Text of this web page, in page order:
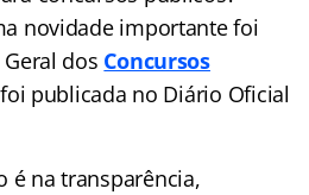
novidade importante foi
dos Concursos
publicada no Diário Oficial
é na transparência,